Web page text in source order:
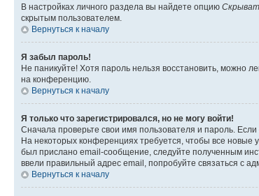
В настройках личного раздела вы найдете опцию
скрытым пользователем.
Вернуться к началу
Я забыл пароль!
Не паникуйте! Хотя пароль нельзя восстановить, можно
на конференцию.
Вернуться к началу
Я только что зарегистрировался, но не могу войти!
Сначала проверьте свои имя пользователя и пароль.
На некоторых конференциях требуется, чтобы все
был прислано email-сообщение, следуйте полученным
ввели правильный адрес email, попробуйте связаться с
Вернуться к началу